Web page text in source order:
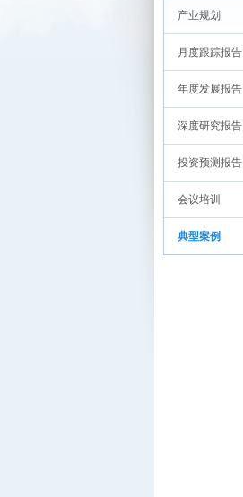
产业规划
月度跟踪报告
年度发展报告
深度研究报告
投资预测报告
会议培训
典型案例